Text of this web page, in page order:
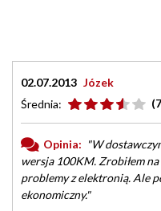
02.07.2013 Józek
Średnia:
Opinia: "W
wersja 100KM. Zrobiłem
problemy z elektronią. Ale
ekonomiczny."